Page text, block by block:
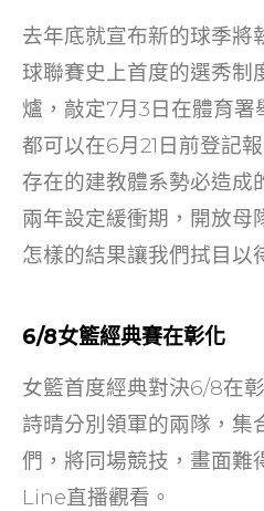
去年底就宣布新的球季將
球聯賽史上首度的選秀制
爐，敲定7月3日在體育署
都可以在6月21日前登記
存在的建教體系勢必造成
兩年設定緩衝期，開放母
怎樣的結果讓我們拭目以
6/8女籃經典賽在彰化
女籃首度經典對決6/8在
詩晴分別領軍的兩隊，集
們，將同場競技，畫面難
Line直播觀看。